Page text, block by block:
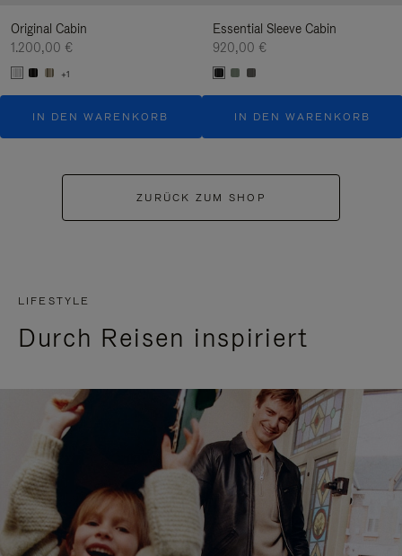
Original Cabin
1.200,00 €
+1
IN DEN WARENKORB
Essential Sleeve Cabin
920,00 €
IN DEN WARENKORB
ZURÜCK ZUM SHOP
LIFESTYLE
Durch Reisen inspiriert